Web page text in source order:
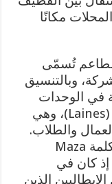
مكانًا
مطاعم تُسمّى
وبالتنسيق
في الوحدات
السكنية التي كانت تُسمّى «لينات» (Laines)، وهي
والطلاب.
ولعل اسم «الميز» أيضا مأخوذ من كلمة Maza
إذ كان في
الذين